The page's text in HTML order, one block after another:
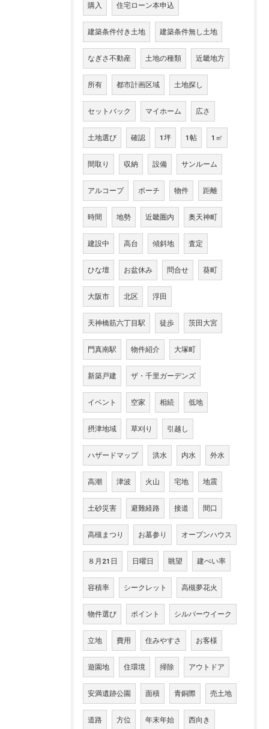
購入 住宅ローン本申込
建築条件付き土地 建築条件無し土地
なぎさ不動産 土地の種類 近畿地方
所有 都市計画区域 土地探し
セットバック マイホーム 広さ
土地選び 確認 1坪 1帖 1㎡
間取り 収納 設備 サンルーム
アルコープ ポーチ 物件 距離
時間 地勢 近畿圏内 奥天神町
建設中 高台 傾斜地 査定
ひな壇 お盆休み 問合せ 葵町
大阪市 北区 浮田
天神橋筋六丁目駅 徒歩 茨田大宮
門真南駅 物件紹介 大塚町
新築戸建 ザ・千里ガーデンズ
イベント 空家 相続 低地
摂津地域 草刈り 引越し
ハザードマップ 洪水 内水 外水
高潮 津波 火山 宅地 地震
土砂災害 避難経路 接道 間口
高槻まつり お墓参り オープンハウス
８月21日 日曜日 眺望 建ぺい率
容積率 シークレット 高槻夢花火
物件選び ポイント シルバーウイーク
立地 費用 住みやすさ お客様
遊園地 住環境 掃除 アウトドア
安満遺跡公園 面積 青銅際 売土地
道路 方位 年末年始 西向き